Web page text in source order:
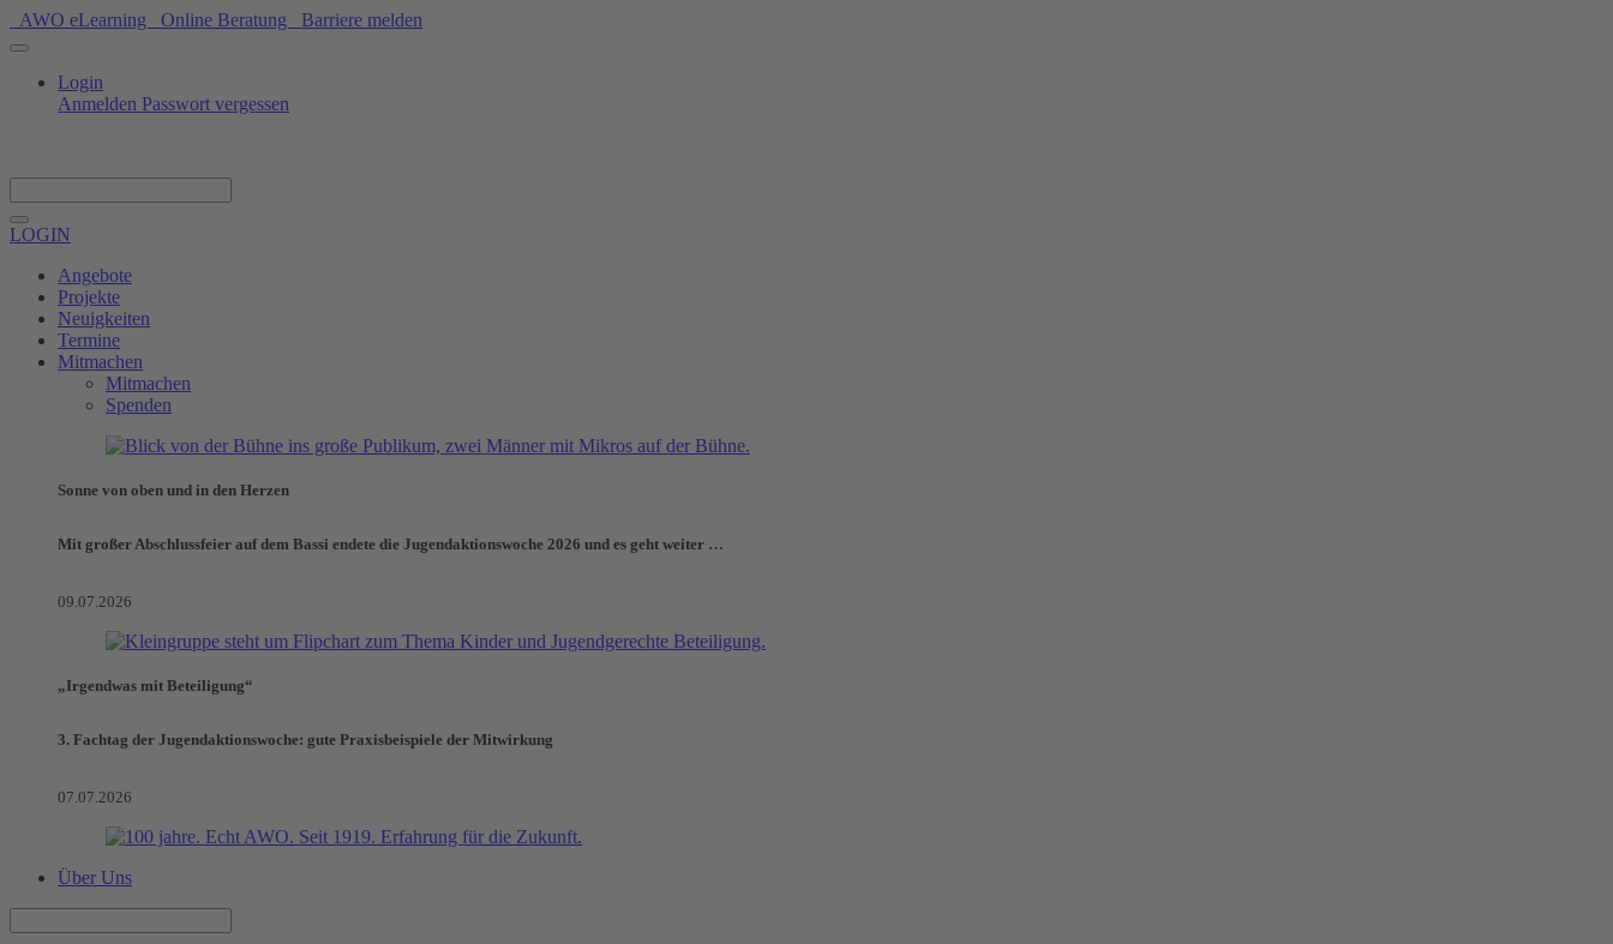
AWO eLearning Online Beratung Barriere melden
Login
Anmelden Passwort vergessen
LOGIN
Angebote
Projekte
Neuigkeiten
Termine
Mitmachen
Mitmachen
Spenden
Sonne von oben und in den Herzen
Mit großer Abschlussfeier auf dem Bassi endete die Jugendaktionswoche 2026 und es geht weiter …
09.07.2026
„Irgendwas mit Beteiligung“
3. Fachtag der Jugendaktionswoche: gute Praxisbeispiele der Mitwirkung
07.07.2026
Über Uns